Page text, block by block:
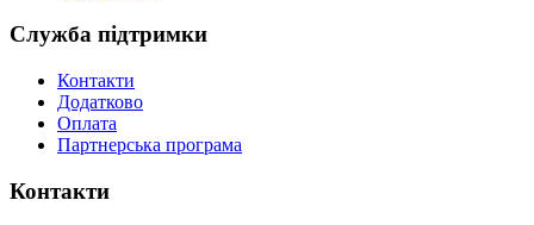
Служба підтримки
Контакти
Додатково
Оплата
Партнерська програма
Контакти